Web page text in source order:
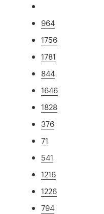
964
1756
1781
844
1646
1828
376
71
541
1216
1226
794